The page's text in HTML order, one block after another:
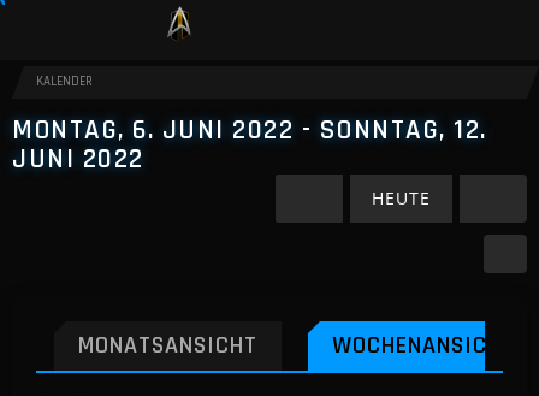
KALENDER
MONTAG, 6. JUNI 2022 - SONNTAG, 12.
JUNI 2022
HEUTE
MONATSANSICHT WOCHENANSICHT